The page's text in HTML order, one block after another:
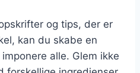
og tips, der er
kan du skabe en
alle. Glem ikke